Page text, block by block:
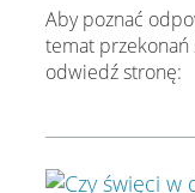
Aby poznać
temat przekonań
odwiedź stronę: